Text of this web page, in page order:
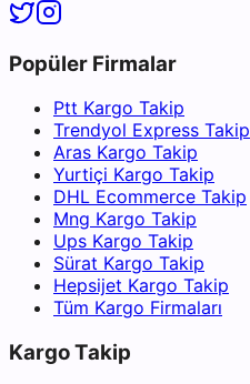
Popüler Firmalar
Ptt Kargo Takip
Trendyol Express Takip
Aras Kargo Takip
Yurtiçi Kargo Takip
DHL Ecommerce Takip
Mng Kargo Takip
Ups Kargo Takip
Sürat Kargo Takip
Hepsijet Kargo Takip
Tüm Kargo Firmaları
Kargo Takip